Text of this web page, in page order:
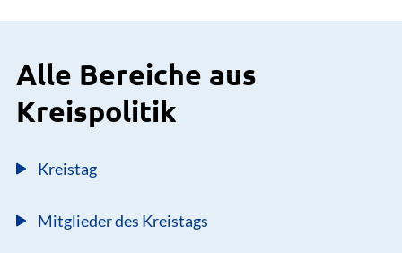
Alle Bereiche aus
Kreispolitik
Kreistag
Mitglieder des Kreistags